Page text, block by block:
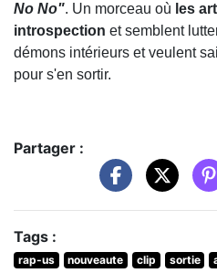
No No". Un morceau où les
introspection et semblent
démons intérieurs et veulent
pour s'en sortir.
Partager :
Tags :
rap-us nouveaute clip sortie